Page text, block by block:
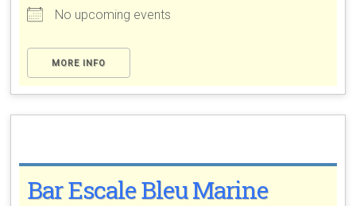
No upcoming events
MORE INFO
Bar Escale Bleu Marine